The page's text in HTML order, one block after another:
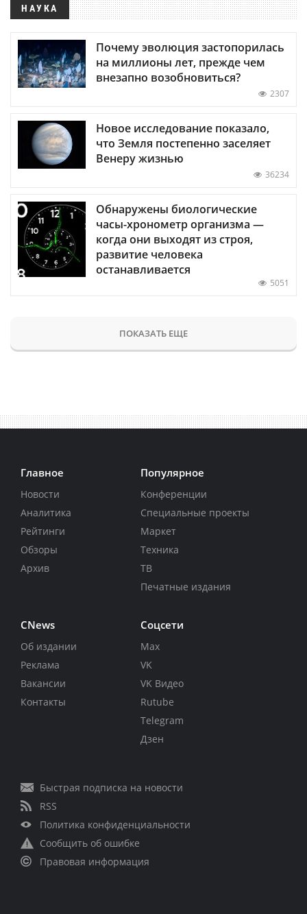
НАУКА
Почему эволюция застопорилась
на миллионы лет, прежде чем
внезапно возобновиться?
2307
Новое исследование показало,
что Земля постепенно заселяет
Венеру жизнью
36234
Обнаружены биологические
часы-хронометр организма —
когда они выходят из строя,
развитие человека
останавливается
5051
ПОКАЗАТЬ ЕЩЕ
Главное
Новости
Аналитика
Рейтинги
Обзоры
Архив
Популярное
Конференции
Специальные проекты
Маркет
Техника
ТВ
Печатные издания
CNews
Об издании
Реклама
Вакансии
Контакты
Соцсети
Max
VK
VK Видео
Rutube
Telegram
Дзен
Быстрая подписка на новости
RSS
Политика конфиденциальности
Сообщить об ошибке
Правовая информация